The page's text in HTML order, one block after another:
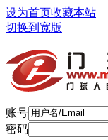
设为首页收藏本站
切换到宽版
账号
密码